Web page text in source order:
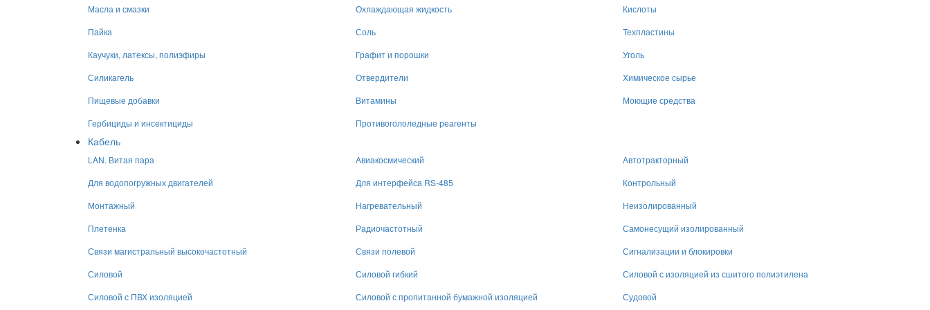
Масла и смазки Охлаждающая жидкость
Кислоты
Пайка
Соль
Техпластины
Каучуки, латексы, полиэфиры
Графит и порошки
Уголь
Силикагель
Отвердители
Химическое сырье
Пищевые добавки
Витамины
Моющие средства
Гербициды и инсектициды
Противогололедные реагенты
Кабель
LAN. Витая пара Авиакосмический
Автотракторный
Для водопогружных двигателей
Для интерфейса RS-485
Контрольный
Монтажный
Нагревательный
Неизолированный
Плетенка
Радиочастотный
Самонесущий изолированный
Связи магистральный высокочастотный
Связи полевой
Сигнализации и блокировки
Силовой
Силовой гибкий
Силовой с изоляцией из сшитого полиэтилена
Силовой с ПВХ изоляцией
Силовой с пропитанной бумажной изоляцией Судовой